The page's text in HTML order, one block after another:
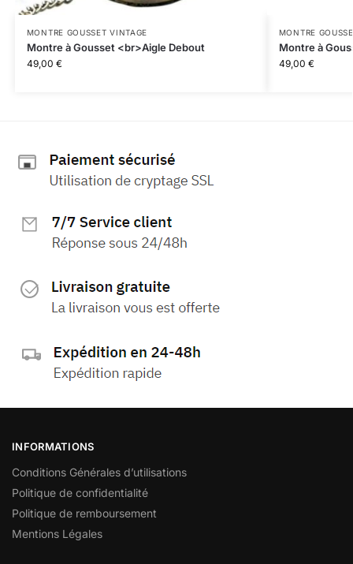
MONTRE GOUSSET VINTAGE
Montre à Gousset <br>Aigle Debout
49,00 €
MONTRE
Montre à
49,00 €
INFORMATIONS
Conditions Générales d’utilisations
Politique de confidentialité
Politique de remboursement
Mentions Légales